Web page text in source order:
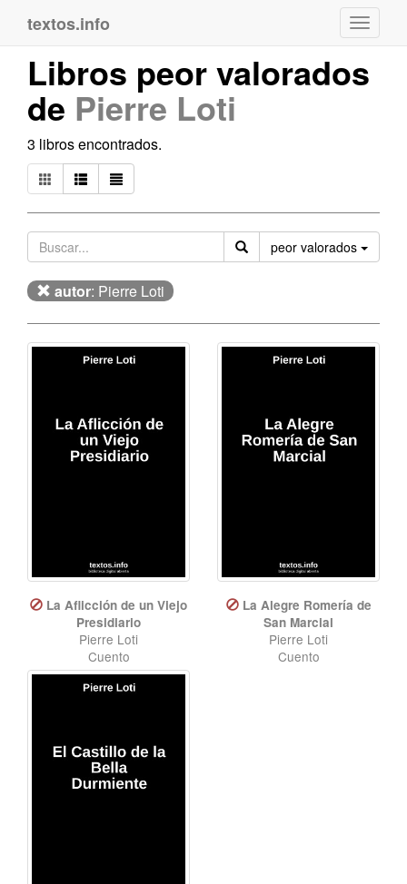
textos.info
Libros peor valorados
de Pierre Loti
3 libros encontrados.
peor valorados
autor: Pierre Loti
La Aflicción de un Viejo
Presidiario
Pierre Loti
Cuento
La Alegre Romería de
San Marcial
Pierre Loti
Cuento